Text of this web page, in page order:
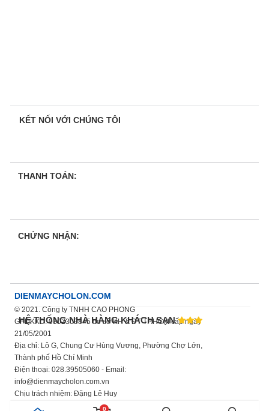
HỆ THỐNG NHÀ HÀNG KHÁCH SẠN
KẾT NỐI VỚI CHÚNG TÔI
THANH TOÁN:
CHỨNG NHẬN:
DIENMAYCHOLON.COM
© 2021. Công ty TNHH CAO PHONG
GPDKKD: 0302309845 do sở KH & ĐT TP.HCM cấp ngày
21/05/2001
Địa chỉ: Lô G, Chung Cư Hùng Vương, Phường Chợ Lớn,
Thành phố Hồ Chí Minh
Điện thoại: 028.39505060 - Email:
info@dienmaycholon.com.vn
Chịu trách nhiệm: Đặng Lê Huy
Xem thêm chính sách bảo mật thông tin
0